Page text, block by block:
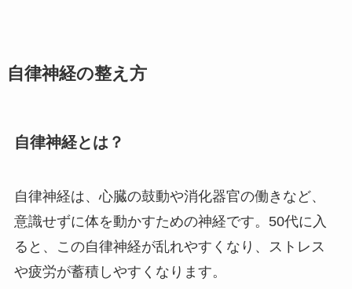
自律神経の整え方
自律神経とは？
自律神経は、心臓の鼓動や消化器官の働きなど、
意識せずに体を動かすための神経です。50代に入
ると、この自律神経が乱れやすくなり、ストレス
や疲労が蓄積しやすくなります。